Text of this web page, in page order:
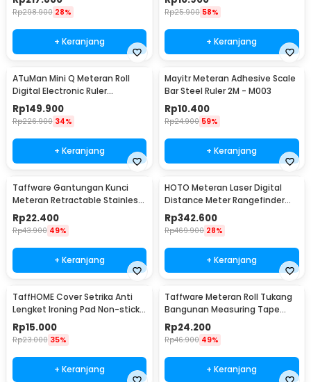
Rp298.900 28%
+ Keranjang
Rp25.900 58%
+ Keranjang
ATuMan Mini Q Meteran Roll
Digital Electronic Ruler
Precision 99.9 M - Mini Q
Rp149.900
Rp226.900 34%
+ Keranjang
Mayitr Meteran Adhesive Scale
Bar Steel Ruler 2M - M003
Rp10.400
Rp24.900 59%
+ Keranjang
Taffware Gantungan Kunci
Meteran Retractable Stainless
Steel 1M - R033
Rp22.400
Rp43.900 49%
+ Keranjang
HOTO Meteran Laser Digital
Distance Meter Rangefinder
Portable 30M - SW-HT30
Rp342.600
Rp469.900 28%
+ Keranjang
TaffHOME Cover Setrika Anti
Lengket Ironing Pad Non-stick -
0400
Rp15.000
Rp23.000 35%
+ Keranjang
Taffware Meteran Roll Tukang
Bangunan Measuring Tape
Auto Lock 7.5M - SD75M
Rp24.200
Rp46.900 49%
+ Keranjang